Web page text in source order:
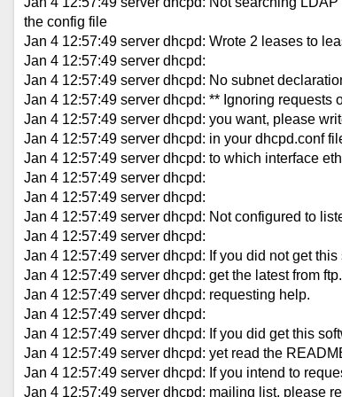
the config file
Jan 4 12:57:49 server dhcpd: Wrote 2 leases to
Jan 4 12:57:49 server dhcpd:
Jan 4 12:57:49 server dhcpd: No subnet
Jan 4 12:57:49 server dhcpd: ** Ignoring requests
Jan 4 12:57:49 server dhcpd: you want, please
Jan 4 12:57:49 server dhcpd: in your dhcpd.conf
Jan 4 12:57:49 server dhcpd: to which interface
Jan 4 12:57:49 server dhcpd:
Jan 4 12:57:49 server dhcpd:
Jan 4 12:57:49 server dhcpd: Not configured to
Jan 4 12:57:49 server dhcpd:
Jan 4 12:57:49 server dhcpd: If you did not get
Jan 4 12:57:49 server dhcpd: get the latest from
Jan 4 12:57:49 server dhcpd: requesting help.
Jan 4 12:57:49 server dhcpd:
Jan 4 12:57:49 server dhcpd: If you did get this
Jan 4 12:57:49 server dhcpd: yet read the
Jan 4 12:57:49 server dhcpd: If you intend to
Jan 4 12:57:49 server dhcpd: mailing list, please